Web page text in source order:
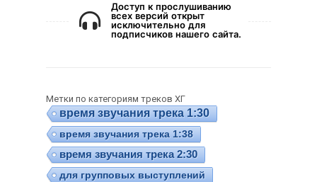
Доступ к прослушиванию
всех версий открыт
исключительно для
подписчиков нашего сайта.
Метки по категориям треков ХГ
время звучания трека 1:30
время звучания трека 1:38
время звучания трека 2:30
для групповых выступлений